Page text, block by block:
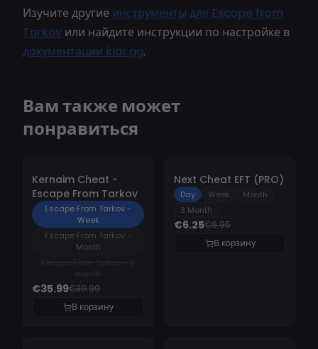
Изучите другие инструменты для Escape from
Tarkov или найдите инструкции по настройке в
документации klar.gg.
Вам также может
понравиться
Kernaim Cheat -
Escape From Tarkov
Escape From Tarkov -
Week
Escape From Tarkov -
Month
€35.99€39.99
В корзину
Next Cheat EFT (PRO)
Day Week
Month
3 Month
€6.25€6.95
В корзину